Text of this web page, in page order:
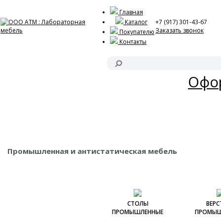
Главная
Каталог
Покупателю
Контакты
+7 (917) 301-43-67
Заказать звонок
Промышленная и антистатическая мебель
СТОЛЫ
ПРОМЫШЛЕННЫЕ